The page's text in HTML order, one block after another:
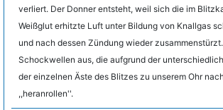
verliert. Der Donner entsteht, weil sich die im
Weißglut erhitzte Luft unter Bildung von Knallgas
und nach dessen Zündung wieder
Schockwellen aus, die aufgrund der
der einzelnen Äste des Blitzes zu unserem Ohr
,,heranrollen''.